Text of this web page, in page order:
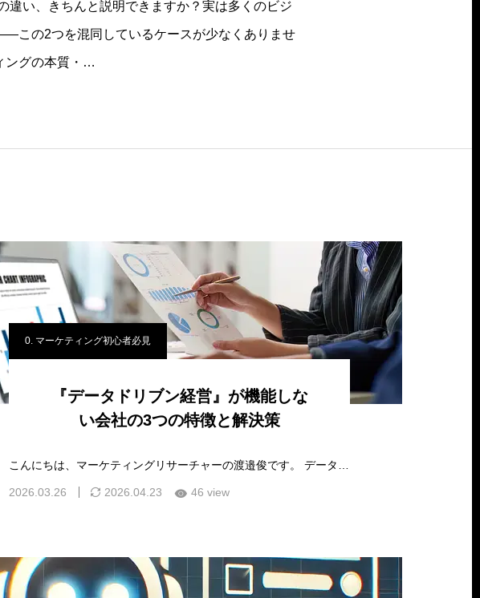
違い、きちんと説明できますか？実は多くのビジ
この2つを混同しているケースが少なくありませ
ングの本質・…
0. マーケティング初心者必見
『データドリブン経営』が機能しな
い会社の3つの特徴と解決策
2026.03.26 2026.04.23 46 view